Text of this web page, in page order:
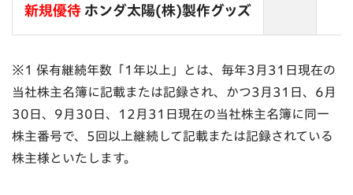
新規優待 ホンダ太陽(株)製作グッズ
※1 保有継続年数「1年以上」とは、毎年3月31日現在の
当社株主名簿に記載または記録され、かつ3月31日、6月
30日、9月30日、12月31日現在の当社株主名簿に同一
株主番号で、5回以上継続して記載または記録されている
株主様といたします。